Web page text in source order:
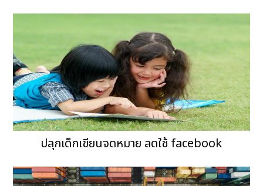
ปลุกเด็กเขียนจดหมาย ลดใช้ facebook